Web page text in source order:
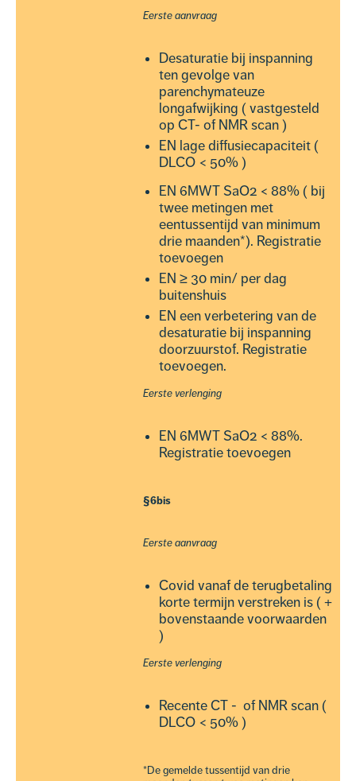
Eerste aanvraag
Desaturatie bij inspanning
ten gevolge van
parenchymateuze
longafwijking ( vastgesteld
op CT- of NMR scan )
EN lage diffusiecapaciteit (
DLCO < 50% )
EN 6MWT SaO2 < 88% ( bij
twee metingen met
eentussentijd van minimum
drie maanden*). Registratie
toevoegen
EN ≥ 30 min/ per dag
buitenshuis
EN een verbetering van de
desaturatie bij inspanning
doorzuurstof. Registratie
toevoegen.
Eerste verlenging
EN 6MWT SaO2 < 88%.
Registratie toevoegen
§6bis
Eerste aanvraag
Covid vanaf de terugbetaling
korte termijn verstreken is ( +
bovenstaande voorwaarden
)
Eerste verlenging
Recente CT - of NMR scan (
DLCO < 50% )
*De gemelde tussentijd van drie